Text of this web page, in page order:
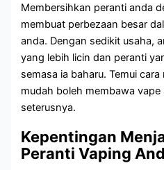
Membersihkan peranti anda
membuat perbezaan besar
anda. Dengan sedikit usaha,
yang lebih licin dan peranti
semasa ia baharu. Temui
mudah boleh membawa
seterusnya.
Kepentingan
Peranti Vaping